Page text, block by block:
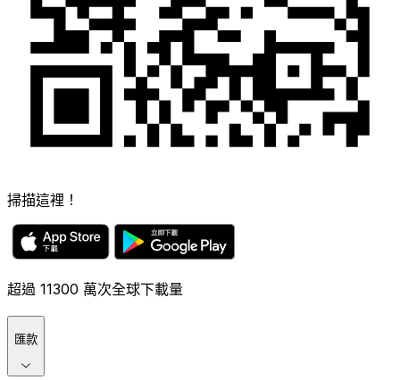
掃描這裡！
超過 11300 萬次全球下載量
匯款